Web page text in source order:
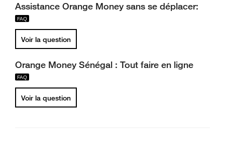
Assistance Orange Money sans se déplacer:
Voir la question
Orange Money Sénégal : Tout faire en ligne
Voir la question